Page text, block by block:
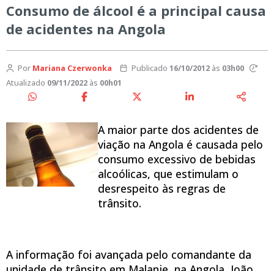
Consumo de álcool é a principal causa
de acidentes na Angola
Por Mariana Czerwonka Publicado 16/10/2012às 03h00
Atualizado 09/11/2022 às 00h01
A maior parte dos acidentes de
viação na Angola é causada pelo
consumo excessivo de bebidas
alcoólicas, que estimulam o
desrespeito às regras de
trânsito.
A informação foi avançada pelo comandante da